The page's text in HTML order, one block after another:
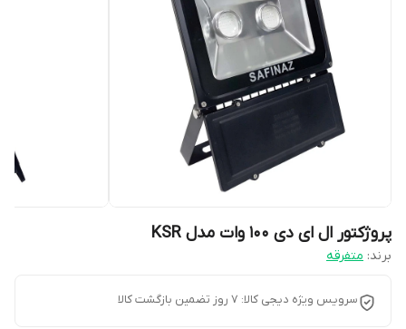
پروژکتور ال ای دی 100 وات مدل KSR
برند: متفرقه
سرویس ویژه دیجی کالا: 7 روز تضمین بازگشت کالا